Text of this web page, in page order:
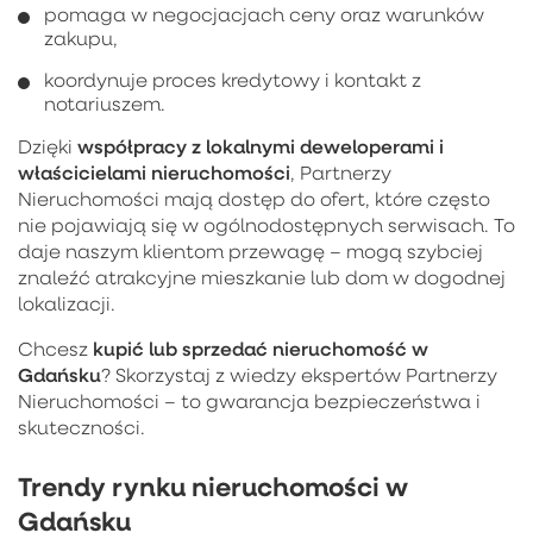
pomaga w negocjacjach ceny oraz warunków
zakupu,
koordynuje proces kredytowy i kontakt z
notariuszem.
Dzięki współpracy z lokalnymi deweloperami i
właścicielami nieruchomości, Partnerzy
Nieruchomości mają dostęp do ofert, które często
nie pojawiają się w ogólnodostępnych serwisach. To
daje naszym klientom przewagę – mogą szybciej
znaleźć atrakcyjne mieszkanie lub dom w dogodnej
lokalizacji.
Chcesz kupić lub sprzedać nieruchomość w
Gdańsku? Skorzystaj z wiedzy ekspertów Partnerzy
Nieruchomości – to gwarancja bezpieczeństwa i
skuteczności.
Trendy rynku nieruchomości w
Gdańsku